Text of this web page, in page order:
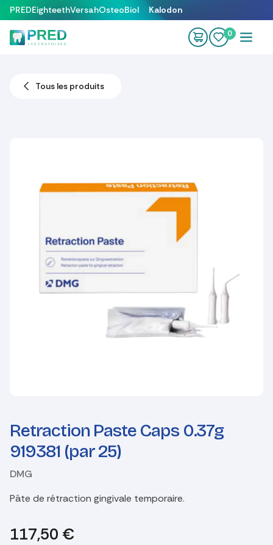
Se rendre au contenu
PREDEighteethVersahOsteoBiol Kalodon
0
Tous les produits
Retraction Paste Caps 0.37g
919381 (par 25)
DMG
Pâte de rétraction gingivale temporaire.
117,50 €